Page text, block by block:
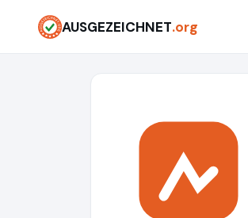
AUSGEZEICHNET.org